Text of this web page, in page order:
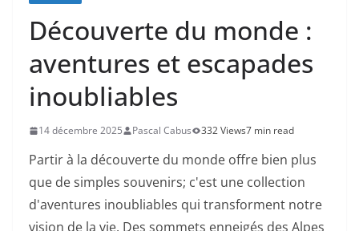
Découverte du monde :
aventures et escapades
inoubliables
14 décembre 2025 Pascal Cabus 332 Views7 min read
Partir à la découverte du monde offre bien plus
que de simples souvenirs; c'est une collection
d'aventures inoubliables qui transforment notre
vision de la vie. Des sommets enneigés des Alpes